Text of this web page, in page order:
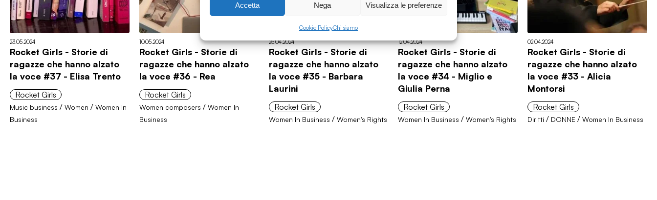
Accetta Nega Visualizza le preferenze
Cookie PolicyChi siamo
23.05.2024
Rocket Girls - Storie di
ragazze che hanno alzato
la voce #37 - Elisa Trento
Rocket Girls
Music business / Women / Women In
Business
10.05.2024
Rocket Girls - Storie di
ragazze che hanno alzato
la voce #36 - Rea
Rocket Girls
Women composers / Women In
Business
25.04.2024
Rocket Girls - Storie di
ragazze che hanno alzato
la voce #35 - Barbara
Laurini
Rocket Girls
Women In Business / Women's Rights
12.04.2024
Rocket Girls - Storie di
ragazze che hanno alzato
la voce #34 - Miglio e
Giulia Perna
Rocket Girls
Women In Business /Women's Rights
02.04.2024
Rocket Girls - Storie di
ragazze che hanno alzato
la voce #33 - Alicia
Montorsi
Rocket Girls
Diritti / DONNE /Women In Business